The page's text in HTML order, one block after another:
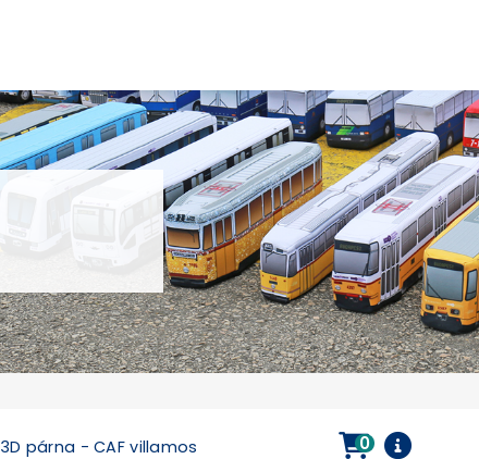
3D párna - CAF villamos 0